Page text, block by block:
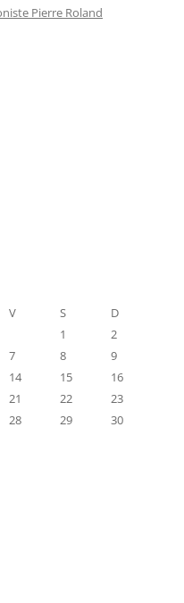
Pierre Roland
V S
D
1
2
7 8
9
14 15
16
21 22
23
28 29
30